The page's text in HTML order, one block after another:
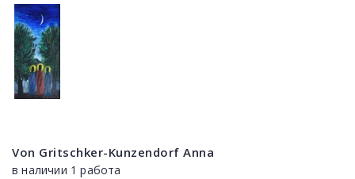
Von Gritschker-Kunzendorf Anna
в наличии 1 работа